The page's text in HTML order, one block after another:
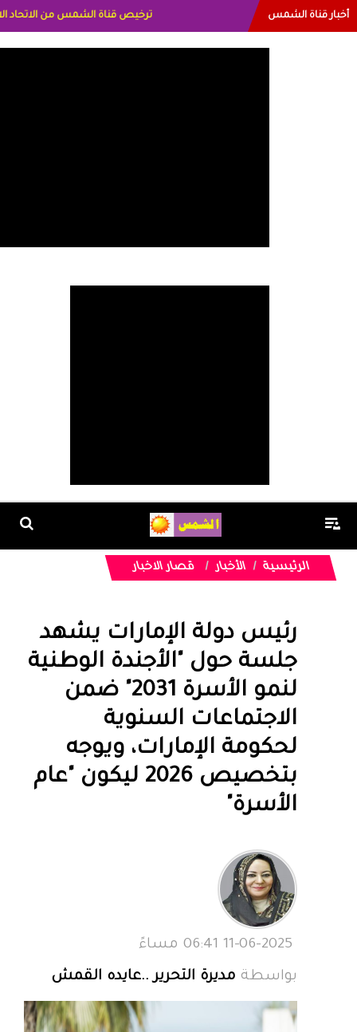
أخبار قناة الشمس
الرئيسية الأخبار قصار الاخبار
رئيس دولة الإمارات يشهد
جلسة حول "الأجندة الوطنية
لنمو الأسرة 2031" ضمن
الاجتماعات السنوية
لحكومة الإمارات، ويوجه
بتخصيص 2026 ليكون "عام
الأسرة"
بواسطة مديرة التحرير ..عايده القمش